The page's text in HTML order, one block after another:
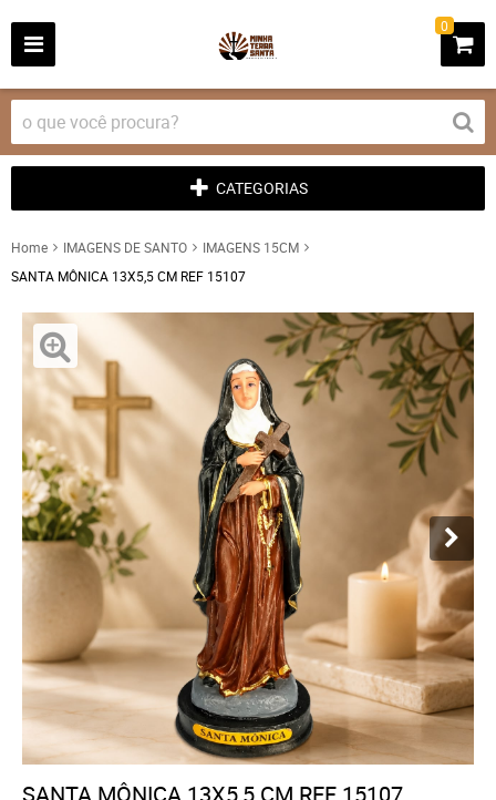
0
CATEGORIAS
Home IMAGENS DE SANTO
IMAGENS 15CM
SANTA MÔNICA 13X5,5 CM REF 15107
SANTA MÔNICA 13X5,5 CM REF 15107